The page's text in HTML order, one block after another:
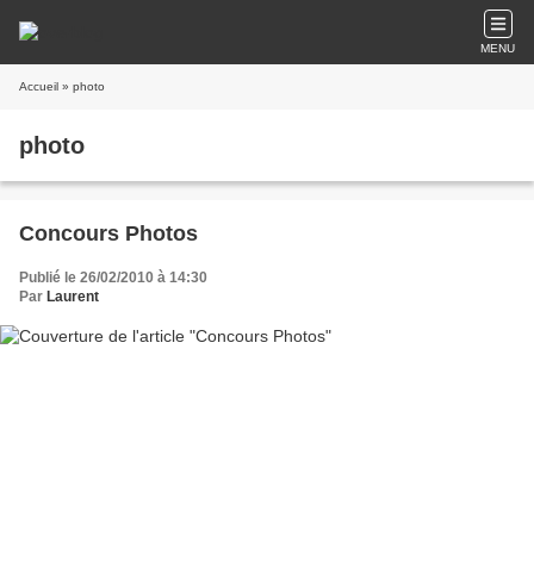
MENU
Accueil » photo
photo
Concours Photos
Publié le 26/02/2010 à 14:30
Par Laurent